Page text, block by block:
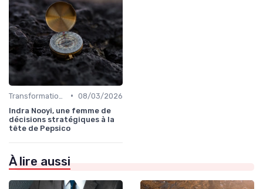
• 08/03/2026
Indra Nooyi, une femme de
décisions stratégiques à la
tête de Pepsico
À lire aussi